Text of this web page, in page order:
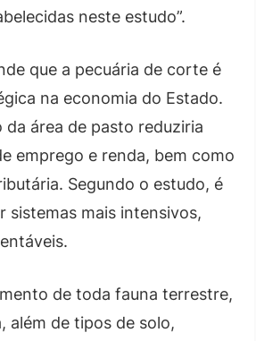
neste estudo”.
que a pecuária de corte é
na economia do Estado.
da área de pasto reduziria
emprego e renda, bem como
Segundo o estudo, é
sistemas mais intensivos,
de toda fauna terrestre,
além de tipos de solo,